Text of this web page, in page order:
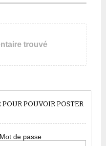
trouvé
POUVOIR POSTER
Mot de passe